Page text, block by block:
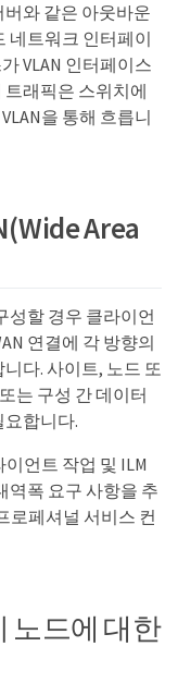
버와 같은 아웃바운
네트워크 인터페이
VLAN 인터페이스
래픽은 스위치에
을 통해 흐릅니
Area
성할 경우 클라이언
연결에 각 방향의
다. 사이트, 노드 또
는 구성 간 데이터
요합니다.
언트 작업 및 ILM
역폭 요구 사항을 추
로페셔널 서비스 컨
노드에 대한